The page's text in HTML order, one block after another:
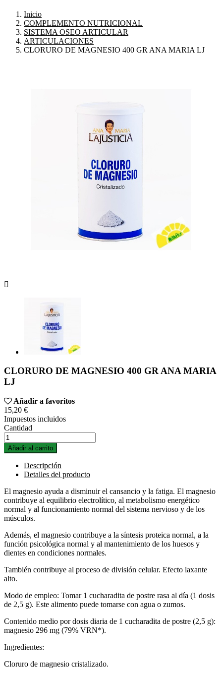
Inicio
COMPLEMENTO NUTRICIONAL
SISTEMA OSEO ARTICULAR
ARTICULACIONES
CLORURO DE MAGNESIO 400 GR ANA MARIA LJ

CLORURO DE MAGNESIO 400 GR ANA MARIA
LJ
Añadir a favoritos
15,20 €
Impuestos incluidos
Cantidad
Añadir al carrito
Descripción
Detalles del producto
El magnesio ayuda a disminuir el cansancio y la fatiga. El magnesio
contribuye al equilibrio electrolítico, al metabolismo energético
normal y al funcionamiento normal del sistema nervioso y de los
músculos.
Además, el magnesio contribuye a la síntesis proteica normal, a la
función psicológica normal y al mantenimiento de los huesos y
dientes en condiciones normales.
También contribuye al proceso de división celular. Efecto laxante
alto.
Modo de empleo: Tomar 1 cucharadita de postre rasa al día (1 dosis
de 2,5 g). Este alimento puede tomarse con agua o zumos.
Contenido medio por dosis diaria de 1 cucharadita de postre (2,5 g):
magnesio 296 mg (79% VRN*).
Ingredientes:
Cloruro de magnesio cristalizado.